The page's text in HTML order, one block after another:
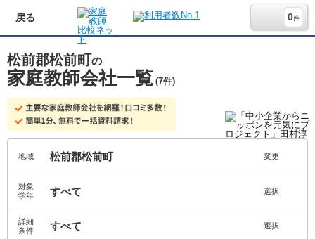
戻る 0件
松前郡松前町の
家庭教師会社一覧 (7件)
地域 松前郡松前町 変更
対象
学年
すべて 選択
詳細
条件
すべて 選択